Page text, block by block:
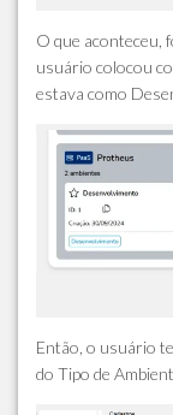
O que aconteceu,
usuário colocou
estava como
Então, o usuário
do Tipo de